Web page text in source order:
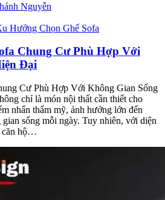
Nguyễn
Hướng Chọn Ghế Sofa
Chung Cư Phù Hợp Với
Đại
Cư Phù Hợp Với Không Gian Sống
chỉ là món nội thất cần thiết cho
nhấn thẩm mỹ, ảnh hưởng lớn đến
sống mỗi ngày. Tuy nhiên, với diện
căn hộ…